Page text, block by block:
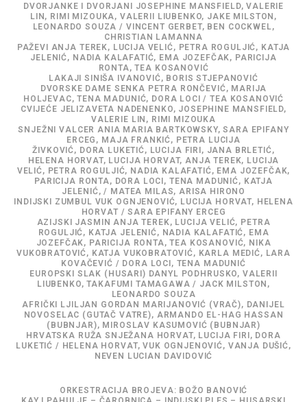
DVORJANKE I DVORJANI JOSEPHINE MANSFIELD, VALERIE
LIN, RIMI MIZOUKA, VALERII LIUBENKO, JAKE MILSTON,
LEONARDO SOUZA / VINCENT GERBET, BEN COCKWEL,
CHRISTIAN LAMANNA
PAŽEVI ANJA TEREK, LUCIJA VELIĆ, PETRA ROGULJIĆ, KATJA
JELENIĆ, NADIA KALAFATIĆ, EMA JOZEFČAK, PARICIJA
RONTA, TEA KOSANOVIĆ
LAKAJI SINIŠA IVANOVIĆ, BORIS STJEPANOVIĆ
DVORSKE DAME SENKA PETRA RONČEVIĆ, MARIJA
HOLJEVAC, TENA MADUNIĆ, DORA LOCI / TEA KOSANOVIĆ
CVIJEĆE JELIZAVETA NADENENKO, JOSEPHINE MANSFIELD,
VALERIE LIN, RIMI MIZOUKA
SNJEŽNI VALCER ANIA MARIA BARTKOWSKY, SARA EPIFANY
ERCEG, MAJA FRANKIĆ, PETRA LUCIJA
ŽIVKOVIĆ, DORA LUKETIĆ, LUCIJA FIRI, JANA BRLETIĆ,
HELENA HORVAT, LUCIJA HORVAT, ANJA TEREK, LUCIJA
VELIĆ, PETRA ROGULJIĆ, NADIA KALAFATIĆ, EMA JOZEFČAK,
PARICIJA RONTA, DORA LOCI, TENA MADUNIĆ, KATJA
JELENIĆ, / MATEA MILAS, ARISA HIRONO
INDIJSKI ZUMBUL VUK OGNJENOVIĆ, LUCIJA HORVAT, HELENA
HORVAT / SARA EPIFANY ERCEG
AZIJSKI JASMIN ANJA TEREK, LUCIJA VELIĆ, PETRA
ROGULJIĆ, KATJA JELENIĆ, NADIA KALAFATIĆ, EMA
JOZEFČAK, PARICIJA RONTA, TEA KOSANOVIĆ, NIKA
VUKOBRATOVIĆ, KATJA VUKOBRATOVIĆ, KARLA MEDIĆ, LARA
KOVAČEVIĆ / DORA LOCI, TENA MADUNIĆ
EUROPSKI SLAK (HUSARI) DANYL PODHRUSKO, VALERII
LIUBENKO, TAKAFUMI TAMAGAWA / JACK MILSTON,
LEONARDO SOUZA
AFRIČKI LJILJAN GORDAN MARIJANOVIĆ (VRAČ), DANIJEL
NOVOSELAC (GUTAČ VATRE), ARMANDO EL-HAG HASSAN
(BUBNJAR), MIROSLAV KASUMOVIĆ (BUBNJAR)
HRVATSKA RUŽA SNJEŽANA HORVAT, LUCIJA FIRI, DORA
LUKETIĆ / HELENA HORVAT, VUK OGNJENOVIĆ, VANJA DUŠIĆ,
NEVEN LUCIAN DAVIDOVIĆ
ORKESTRACIJA BROJEVA: BOŽO BANOVIĆ